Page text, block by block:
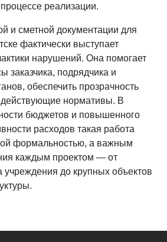
реализации.
и сметной документации для
фактически выступает
нарушений. Она помогает
заказчика, подрядчика и
обеспечить прозрачность
действующие нормативы. В
бюджетов и повышенного
расходов такая работа
формальностью, а важным
каждым проектом — от
до крупных объектов